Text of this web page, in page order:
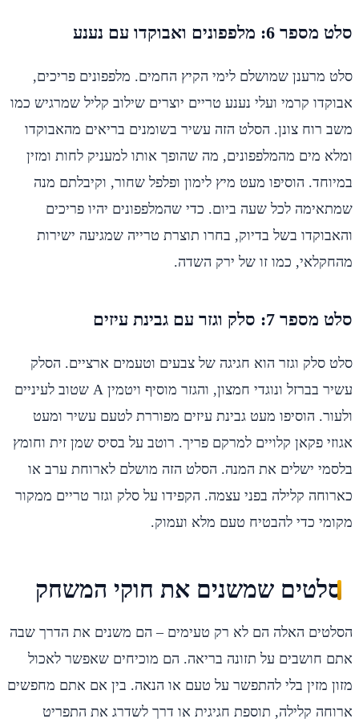
סלט מספר 6: מלפפונים ואבוקדו עם נענע
סלט מרענן שמושלם לימי הקיץ החמים. מלפפונים פריכים,
אבוקדו קרמי ועלי נענע טריים יוצרים שילוב קליל שמרגיש כמו
משב רוח צונן. הסלט הזה עשיר בשומנים בריאים מהאבוקדו
ומלא מים מהמלפפונים, מה שהופך אותו למעניק לחות ומזין
במיוחד. הוסיפו מעט מיץ לימון ופלפל שחור, וקיבלתם מנה
שמתאימה לכל שעה ביום. כדי שהמלפפונים יהיו פריכים
והאבוקדו בשל בדיוק, בחרו תוצרת טרייה שמגיעה ישירות
מהחקלאי, כמו זו של ירק השדה.
סלט מספר 7: סלק וגזר עם גבינת עיזים
סלט סלק וגזר הוא חגיגה של צבעים וטעמים ארציים. הסלק
עשיר בברזל ונוגדי חמצון, והגזר מוסיף ויטמין A שטוב לעיניים
ולעור. הוסיפו מעט גבינת עיזים מפוררת לטעם עשיר ומעט
אגוזי פקאן קלויים למרקם פריך. רוטב על בסיס שמן זית וחומץ
בלסמי ישלים את המנה. הסלט הזה מושלם לארוחת ערב או
כארוחה קלילה בפני עצמה. הקפידו על סלק וגזר טריים ממקור
מקומי כדי להבטיח טעם מלא ועמוק.
סלטים שמשנים את חוקי המשחק
הסלטים האלה הם לא רק טעימים – הם משנים את הדרך שבה
אתם חושבים על תזונה בריאה. הם מוכיחים שאפשר לאכול
מזון מזין בלי להתפשר על טעם או הנאה. בין אם אתם מחפשים
ארוחה קלילה, תוספת חגיגית או דרך לשדרג את התפריט